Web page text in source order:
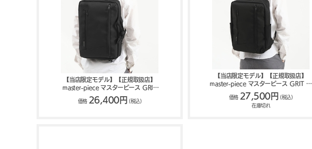
【当店限定モデル】【正規取扱店】
master-piece マスターピース GRIT
3WAYブリーフケース 43211-G
価格 26,400円 (税込)
【当店限定モデル】【正規取扱店】
master-piece マスターピース GRIT ビ
ジネスリュック 43215-G
価格 27,500円 (税込)
在庫切れ